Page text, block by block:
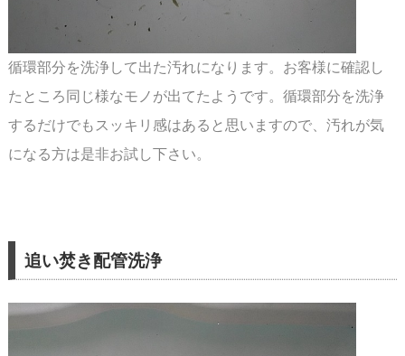
循環部分を洗浄して出た汚れになります。お客様に確認し
たところ同じ様なモノが出てたよう です。循環部分を洗浄
するだけでもスッキリ感はあると思いますので、汚れが気
になる方は是非お試し下さい。
追い焚き配管洗浄